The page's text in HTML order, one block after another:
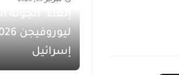
إلغاء "الجولة
إسرائيل